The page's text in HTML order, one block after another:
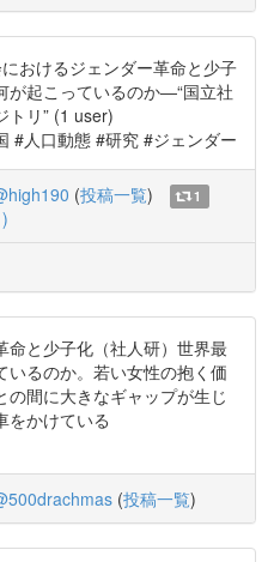
おけるジェンダー革命と少子
起こっているのか―“国立社
トリ” (1 user)
#人口動態 #研究 #ジェンダー
(投稿一覧) 1
命と少子化（社人研）世界最
るのか。若い女性の抱く価
間に大きなギャップが生じ
をかけている
(投稿一覧)